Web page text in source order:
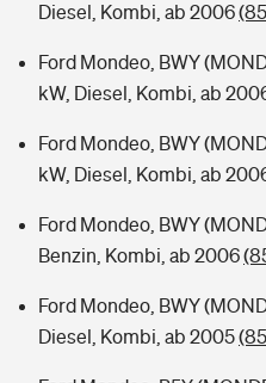
Diesel, Kombi, ab 2006
Ford Mondeo, BWY
kW, Diesel, Kombi, ab
Ford Mondeo, BWY
kW, Diesel, Kombi, ab
Ford Mondeo, BWY
Benzin, Kombi, ab 2006
Ford Mondeo, BWY
Diesel, Kombi, ab 2005